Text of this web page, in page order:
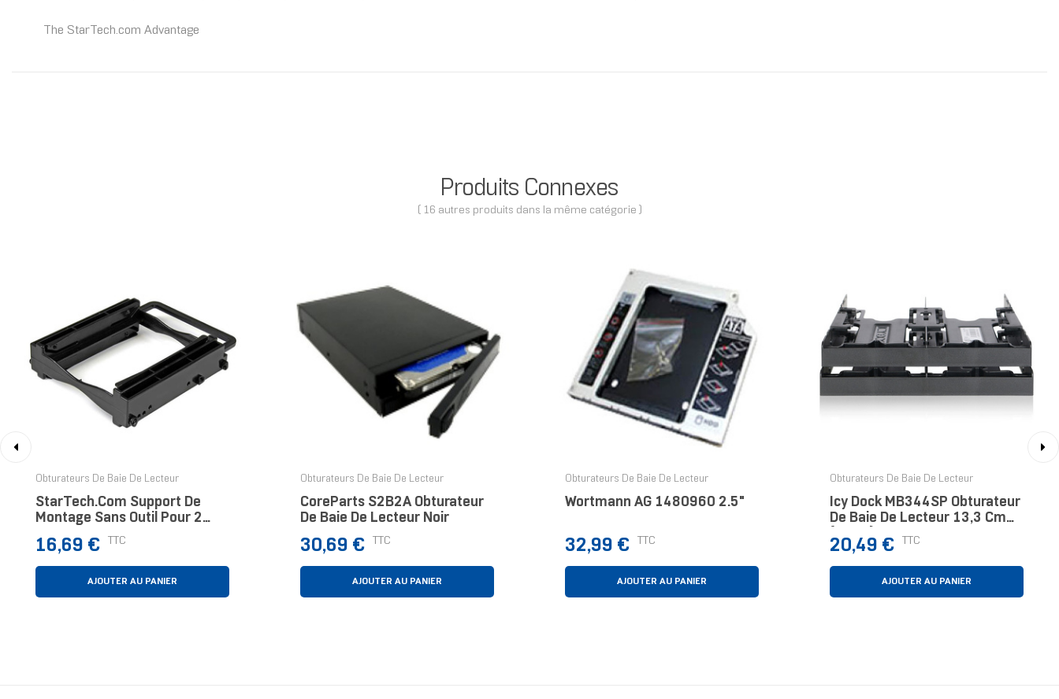
The StarTech.com Advantage
Produits Connexes
( 16 autres produits dans la même catégorie )
Obturateurs De Baie De Lecteur
StarTech.com Support De
Montage Sans Outil Pour 2
Disques Durs De 2,5" Dans
Baie De 3,5"
Prix
16,69 € TTC
AJOUTER AU PANIER
Obturateurs De Baie De Lecteur
CoreParts S2B2A Obturateur
De Baie De Lecteur Noir
Prix
30,69 € TTC
AJOUTER AU PANIER
Obturateurs De Baie De Lecteur
Wortmann AG 1480960 2.5"
Prix
32,99 € TTC
AJOUTER AU PANIER
Obturateurs De Baie De Lecteur
Icy Dock MB344SP Obturateur
De Baie De Lecteur 13,3 Cm
(5.25") Panneau De Support
Prix
20,49 € TTC
AJOUTER AU PANIER